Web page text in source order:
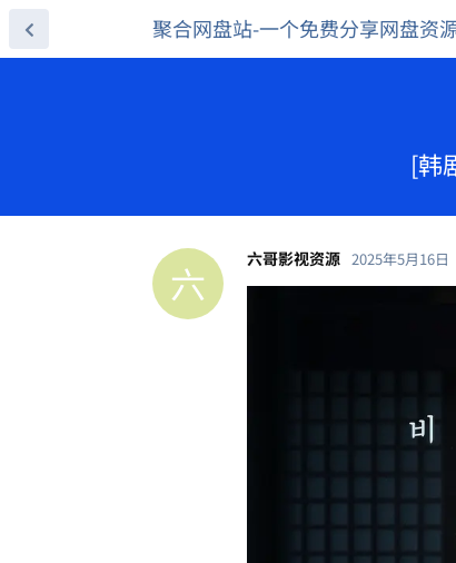
聚合网盘站-一个免费分享网盘资
[韩
六 六哥影视资源 2025年5月16日